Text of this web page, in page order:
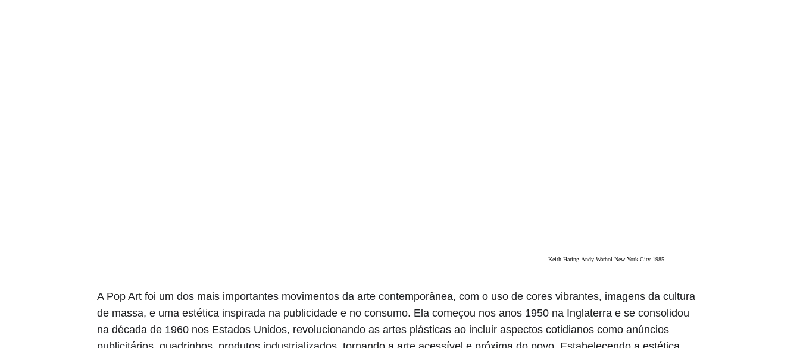
A Pop Art foi um dos mais importantes movimentos da arte contemporânea, com o uso de cores vibrantes, imagens da cultura
de massa, e uma estética inspirada na publicidade e no consumo. Ela começou nos anos 1950 na Inglaterra e se consolidou
na década de 1960 nos Estados Unidos, revolucionando as artes plásticas ao incluir aspectos cotidianos como anúncios
Keith-Haring-Andy-Warhol-New-York-City-1985